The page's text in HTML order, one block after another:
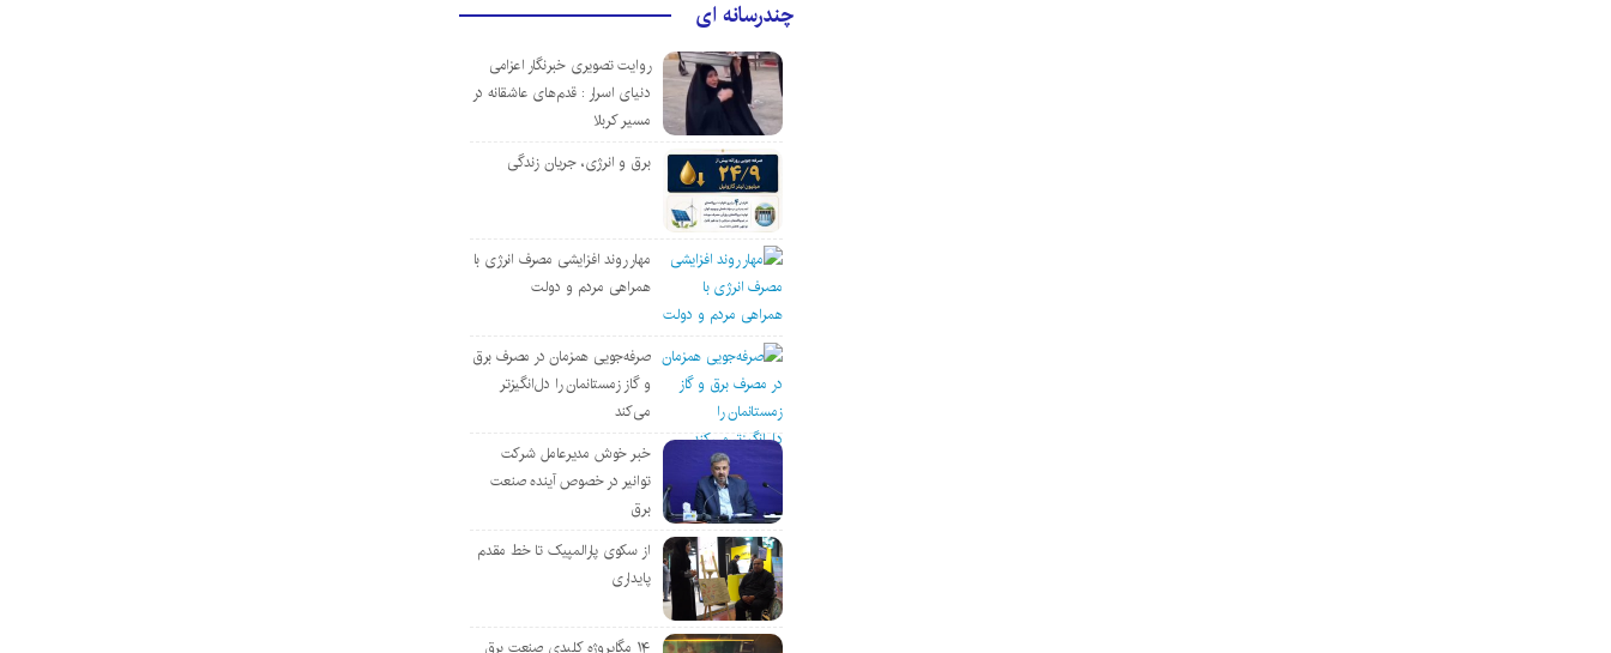
چندرسانه ای
روایت تصویری خبرنگار اعزامی
دنیای اسرار : قدم‌های عاشقانه در
مسیر کربلا
برق و انرژی، جریان زندگی
مهار روند افزایشی مصرف انرژی با
همراهی مردم و دولت
صرفه‌جویی همزمان در مصرف برق
و گاز زمستانمان را دل‌انگیزتر
می‌کند
خبر خوش مدیرعامل شرکت
توانیر در خصوص آینده صنعت
برق
از سکوی پارالمپیک تا خط مقدم
پایداری
۱۴ مگاپروژه‌ کلیدی صنعت برق